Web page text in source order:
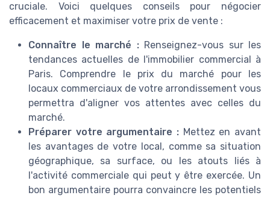
cruciale. Voici quelques conseils pour négocier
efficacement et maximiser votre prix de vente :
Connaître le marché :Renseignez-vous sur les
tendances actuelles de l'immobilier commercial à
Paris. Comprendre le prix du marché pour les
locaux commerciaux de votre arrondissement vous
permettra d'aligner vos attentes avec celles du
marché.
Préparer votre argumentaire : Mettez en avant
les avantages de votre local, comme sa situation
géographique, sa surface, ou les atouts liés à
l'activité commerciale qui peut y être exercée. Un
bon argumentaire pourra convaincre les potentiels